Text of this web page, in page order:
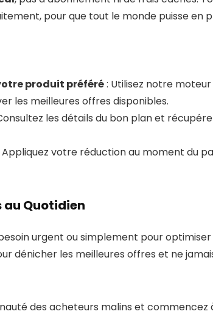
pour que tout le monde puisse en
produit préféré: Utilisez notre
les meilleures offres disponibles.
les détails du bon plan et
Appliquez votre réduction au moment du
au Quotidien
urgent ou simplement pour
dénicher les meilleures offres et ne
des acheteurs malins et commencez